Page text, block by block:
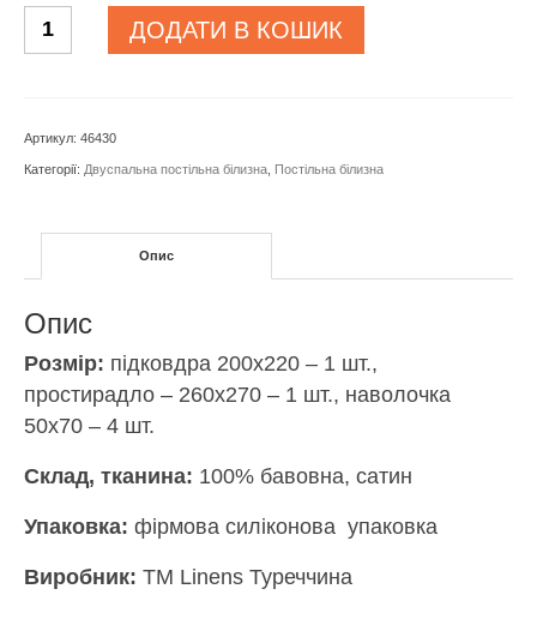
Постільна
білизна
Mavi
кількість
ДОДАТИ В КОШИК
Артикул: 46430
Категорії: Двуспальна постільна білизна Постільна білизна
Опис
Опис
Розмір: підковдра 200х220 – 1 шт.,
простирадло – 260х270 – 1 шт., наволочка
50х70 – 4 шт.
Склад, тканина: 100% бавовна, сатин
Упаковка: фірмова силіконова упаковка
Виробник: ТМ Linens Туреччина